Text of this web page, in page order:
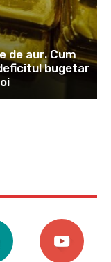
de aur. Cum
bugetar